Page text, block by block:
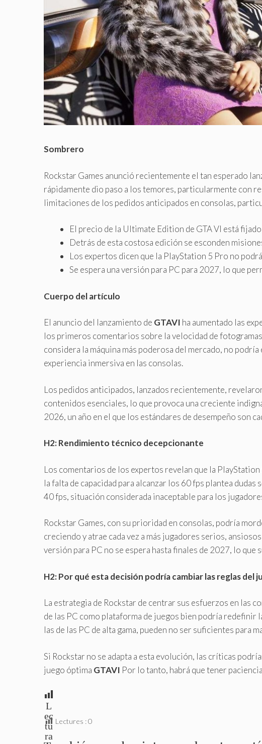
Sombrero
Rockstar Games anunció recientemente el tan esperado
rápidamente dio paso a los temores, particularmente con
limitaciones de los pedidos anticipados en consolas,
El precio de la Ultimate Edition de GTA VI está
Detrás de esta costosa edición se esconden
Los expertos dicen que la PlayStation 5 Pro no
Se espera una versión para PC para 2027, lo que
Cuerpo del artículo
El anuncio del lanzamiento de GTAVI ha aumentado las
los primeros comentarios sobre la velocidad de
considera la máquina más poderosa del mercado, no
experiencia inmersiva en las consolas.
Los pedidos anticipados, lanzados recientemente,
contenidos esenciales, lo que provoca una creciente
2026, un año en el que los estándares de desempeño son
H2: Rendimiento técnico decepcionante
Los comentarios de los expertos revelan que la
la falta de capacidad para alcanzar los 60 fps plantea
40 fps, situación considerada inaceptable para los
Rockstar Games, con su prioridad en consolas, podría
creciendo y atrae cada vez a más jugadores serios,
versión para PC no se espera hasta finales de 2027, lo
H2: Por qué esta decisión podría cambiar las reglas del
La estrategia de Rockstar de centrar sus esfuerzos en las
de las PC como plataforma de juegos bien podría redefinir
las de las PC de alta gama, pueden no ser suficientes para
Si Rockstar no se adapta a esta evolución, las críticas
juego óptima GTAVI Por lo tanto, habrá que tener
L
ec
tu
ra
Lectures :0